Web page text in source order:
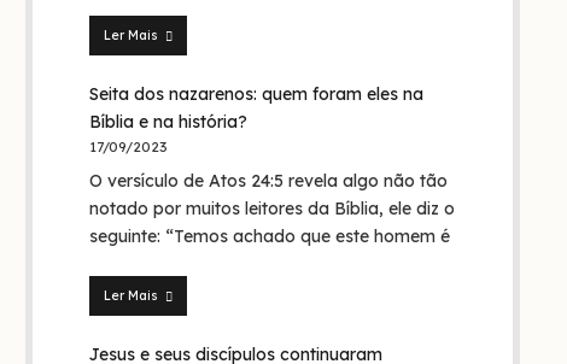
Ler Mais
Mateus
O
batismo
de
era
em
nome
da
Seita dos nazarenos: quem foram eles na
Bíblia e na história?
17/09/2023
O versículo de Atos 24:5 revela algo não tão
notado por muitos leitores da Bíblia, ele diz o
seguinte: “Temos achado que este homem é
Ler Mais
Seita
nazarenos:
Jesus e seus discípulos continuaram